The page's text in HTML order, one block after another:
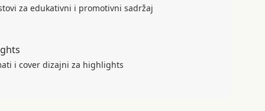
za edukativni i promotivni sadržaj
i cover dizajni za highlights